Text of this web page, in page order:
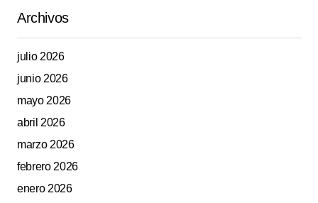
Archivos
julio 2026
junio 2026
mayo 2026
abril 2026
marzo 2026
febrero 2026
enero 2026